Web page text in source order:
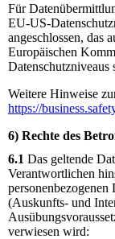
Für
EU-US-
angeschlossen, das
Europäischen
Datenschutzniveaus
Weitere Hinweise
https://
6) Rechte des
6.1 Das geltende
Verantwortlichen
personenbezogenen
(Auskunfts- und
verwiesen wird: